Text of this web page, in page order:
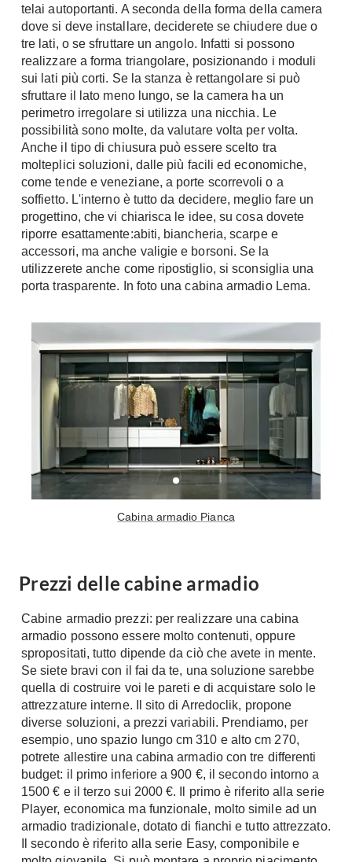
Contatti
Divani
Divani moderni
Divani classici
Poltrone
Poltroncine
Divanoletto
Chaise Longue
Divani Angolo
Divani in Pelle
Complementi
Tavolini
Tappeti
Oggettistica
Complementi arredo
Notte
Camere Matrimoniali
Lenzuola
Letti Contenitore
Letti a Scomparsa
Armadi
Armadio ante Battenti
Armadi ante
Scorrevoli
Cabine Armadio
Armadi su misura
Armadi Angolo
I consigli sugli armadi
Ecologia
Geotermia
Case in Legno
Case Prefabbricate
Fotovoltaico
Riciclo
Energie Rinnovabili
Bioedilizia
Teleriscaldamento
Cura della casa
Pulizia
Detergenti
Aspirapolvere
Lavapavimenti
Progetti
Ristrutturazione
Progetto
Norme
Il Verde
Hi-Fi
Hi-Fi
Home-Theatre
Console
Porte
Blindate
Porte Interne
Porte Scorrevoli
Portoni
Maniglie
telai autoportanti. A seconda della forma della camera
dove si deve installare, deciderete se chiudere due o
tre lati, o se sfruttare un angolo. Infatti si possono
realizzare a forma triangolare, posizionando i moduli
sui lati più corti. Se la stanza è rettangolare si può
sfruttare il lato meno lungo, se la camera ha un
perimetro irregolare si utilizza una nicchia. Le
possibilità sono molte, da valutare volta per volta.
Anche il tipo di chiusura può essere scelto tra
molteplici soluzioni, dalle più facili ed economiche,
come tende e veneziane, a porte scorrevoli o a
soffietto. L'interno è tutto da decidere, meglio fare un
progettino, che vi chiarisca le idee, su cosa dovete
riporre esattamente:abiti, biancheria, scarpe e
accessori, ma anche valigie e borsoni. Se la
utilizzerete anche come ripostiglio, si sconsiglia una
porta trasparente. In foto una cabina armadio Lema.
Cabina armadio Pianca
Prezzi delle cabine armadio
Cabine armadio prezzi: per realizzare una cabina
armadio possono essere molto contenuti, oppure
spropositati, tutto dipende da ciò che avete in mente.
Se siete bravi con il fai da te, una soluzione sarebbe
quella di costruire voi le pareti e di acquistare solo le
attrezzature interne. Il sito di Arredoclik, propone
diverse soluzioni, a prezzi variabili. Prendiamo, per
esempio, uno spazio lungo cm 310 e alto cm 270,
potrete allestire una cabina armadio con tre differenti
budget: il primo inferiore a 900 €, il secondo intorno a
1500 € e il terzo sui 2000 €. Il primo è riferito alla serie
Player, economica ma funzionale, molto simile ad un
armadio tradizionale, dotato di fianchi e tutto attrezzato.
Il secondo è riferito alla serie Easy, componibile e